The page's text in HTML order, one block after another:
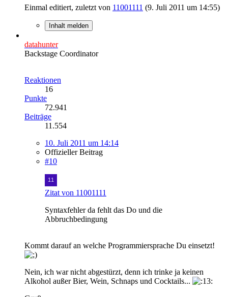
Einmal editiert, zuletzt von 11001111 (9. Juli 2011 um 14:55)
Inhalt melden
datahunter
Backstage Coordinator
Reaktionen
16
Punkte
72.941
Beiträge
11.554
10. Juli 2011 um 14:14
Offizieller Beitrag
#10
Zitat von 11001111
Syntaxfehler da fehlt das Do und die
Abbruchbedingung
Kommt darauf an welche Programmiersprache Du einsetzt!
Nein, ich war nicht abgestürzt, denn ich trinke ja keinen
Alkohol außer Bier, Wein, Schnaps und Cocktails...